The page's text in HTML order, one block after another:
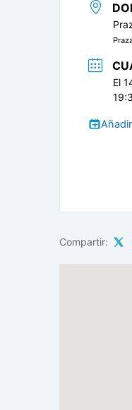
El
Compartir: